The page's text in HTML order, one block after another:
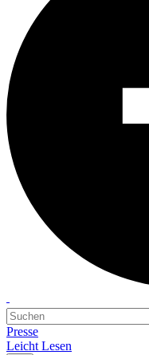
Presse
Leicht Lesen